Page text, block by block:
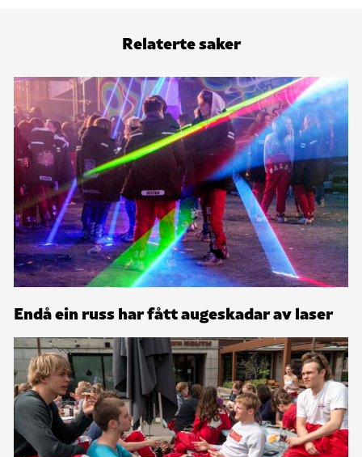
Relaterte saker
Endå ein russ har fått augeskadar av laser